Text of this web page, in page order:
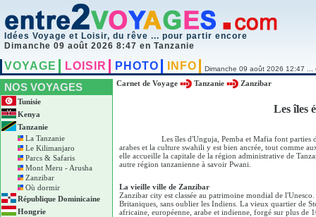
Idées Voyage et Loisir, du rêve ... pour partir encore
Dimanche 09 août 2026 8:47 en Tanzanie
VOYAGE LOISIR PHOTO INFO Dimanche 09 août 2026 12:47 ...
NOS VOYAGES
Tunisie
Kenya
Tanzanie
La Tanzanie
Le Kilimanjaro
Parcs & Safaris
Mont Meru - Arusha
Zanzibar
Où dormir
République Dominicaine
Hongrie
Carnet de Voyage Tanzanie Zanzibar
Les îles
Les îles d'Unguja, Pemba et Mafia font parties
arabes et la culture swahili y est bien ancrée, tout comme
elle accueille la capitale de la région administrative de
autre région tanzanienne à savoir Pwani.
La vieille ville de Zanzibar
Zanzibar city est classée au patrimoine mondial de
Britaniques, sans oublier les Indiens. La vieux quartier de
africaine, européenne, arabe et indienne, forgé sur plus de